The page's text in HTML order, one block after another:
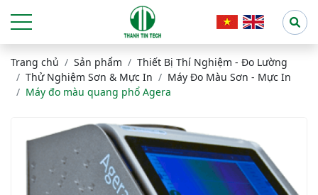
Trang chủ Sản phẩm
Thiết Bị Thí Nghiệm - Đo Lường
Thử Nghiệm Sơn & Mực In
Máy Đo Màu Sơn - Mực In
Máy đo màu quang phổ Agera